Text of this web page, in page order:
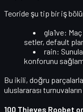
Teoride şu tip bir iş
gla1ve:
setler, default
rain:
konforunu
Bu ikili, doğru
uluslararası
100 Thieves Roobet